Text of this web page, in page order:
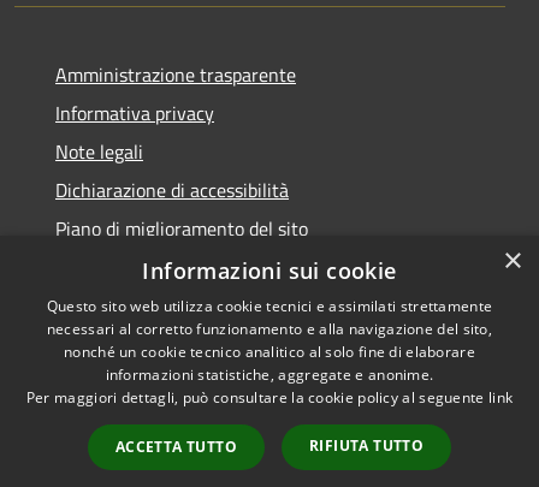
Amministrazione trasparente
Informativa privacy
Note legali
Dichiarazione di accessibilità
Piano di miglioramento del sito
Accessibilità
Privacy
Mappa del sito
Copyright © 2026 • Comune di
Baiso • Powered by
Municipium•Accesso
redazione
×
Informazioni sui cookie
Questo sito web utilizza cookie tecnici e assimilati strettamente
necessari al corretto funzionamento e alla navigazione del sito,
nonché un cookie tecnico analitico al solo fine di elaborare
informazioni statistiche, aggregate e anonime.
Per maggiori dettagli, può consultare la cookie policy al seguente link
ACCETTA TUTTO RIFIUTA TUTTO